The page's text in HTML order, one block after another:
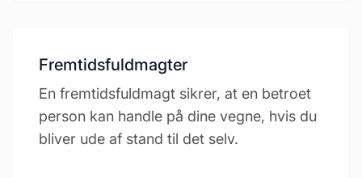
Fremtidsfuldmagter
En fremtidsfuldmagt sikrer, at en betroet
person kan handle på dine vegne, hvis du
bliver ude af stand til det selv.